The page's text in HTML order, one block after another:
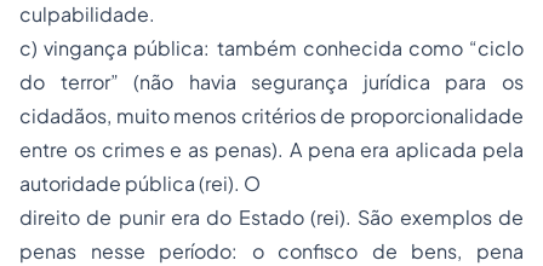
culpabilidade.
c) vingança pública: também conhecida como “ciclo
do terror” (não havia segurança jurídica para os
cidadãos, muito menos critérios de proporcionalidade
entre os crimes e as penas). A pena era aplicada pela
autoridade pública (rei). O
direito de punir era do Estado (rei). São exemplos de
penas nesse período: o confisco de bens, pena